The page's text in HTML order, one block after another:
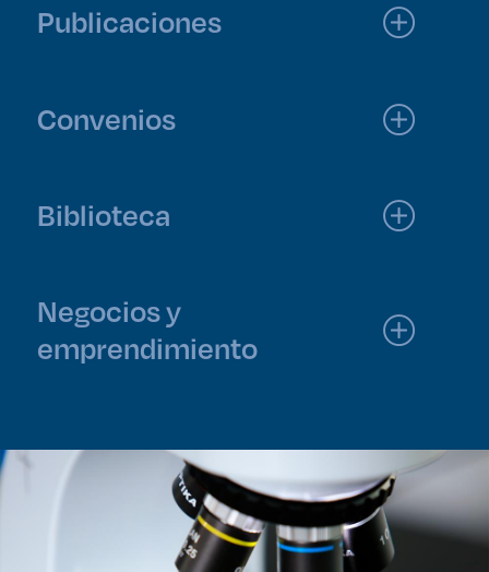
Publicaciones
Convenios
Biblioteca
Negocios y
emprendimiento